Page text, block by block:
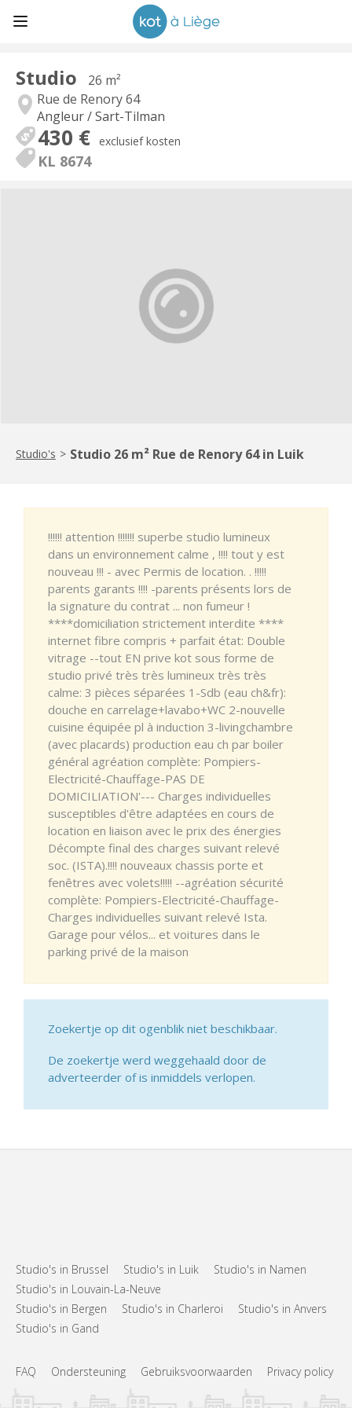
Studio
26 m²
Rue de Renory 64
Angleur / Sart-Tilman
430 € exclusief kosten
KL 8674
Studio's > Studio 26 m² Rue de Renory 64 in Luik
!!!!!! attention !!!!!!! superbe studio lumineux
dans un environnement calme , !!!! tout y est
nouveau !!! - avec Permis de location. . !!!!!
parents garants !!!! -parents présents lors de
la signature du contrat ... non fumeur !
****domiciliation strictement interdite ****
internet fibre compris + parfait état: Double
vitrage --tout EN prive kot sous forme de
studio privé très très lumineux très très
calme: 3 pièces séparées 1-Sdb (eau ch&fr):
douche en carrelage+lavabo+WC 2-nouvelle
cuisine équipée pl à induction 3-livingchambre
(avec placards) production eau ch par boiler
général agréation complète: Pompiers-
Electricité-Chauffage-PAS DE
DOMICILIATION'--- Charges individuelles
susceptibles d'être adaptées en cours de
location en liaison avec le prix des énergies
Décompte final des charges suivant relevé
soc. (ISTA).!!!! nouveaux chassis porte et
fenêtres avec volets!!!!! --agréation sécurité
complète: Pompiers-Electricité-Chauffage-
Charges individuelles suivant relevé Ista.
Garage pour vélos... et voitures dans le
parking privé de la maison
Zoekertje op dit ogenblik niet beschikbaar.
De zoekertje werd weggehaald door de
adverteerder of is inmiddels verlopen.
Studio's in Brussel Studio's in Luik
Studio's in Namen
Studio's in Louvain-La-Neuve
Studio's in Bergen
Studio's in Charleroi
Studio's in Anvers
Studio's in Gand
FAQ Ondersteuning Gebruiksvoorwaarden Privacy policy